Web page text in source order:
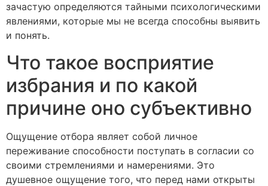
зачастую определяются тайными психологическими
явлениями, которые мы не всегда способны выявить
и понять.
Что такое восприятие
избрания и по какой
причине оно субъективно
Ощущение отбора являет собой личное
переживание способности поступать в согласии со
своими стремлениями и намерениями. Это
душевное ощущение того, что перед нами открыты